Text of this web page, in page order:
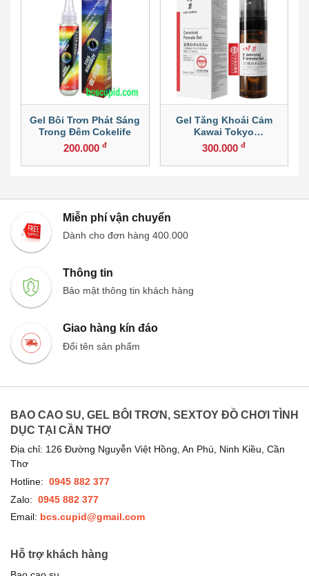
Gel Bôi Trơn Phát Sáng
Trong Đêm Cokelife
200.000 đ
Gel Tăng Khoái Cảm
Kawai Tokyo
Pharmaceutical 15ml
300.000đ
Miễn phí vận chuyển
Dành cho đơn hàng 400.000
Thông tin
Bảo mật thông tin khách hàng
Giao hàng kín đáo
Đổi tên sản phẩm
BAO CAO SU, GEL BÔI TRƠN, SEXTOY ĐỒ CHƠI TÌNH
DỤC TẠI CẦN THƠ
Địa chỉ: 126 Đường Nguyễn Việt Hồng, An Phú, Ninh Kiều, Cần
Thơ
Hotline: 0945 882 377
Zalo: 0945 882 377
Email: bcs.cupid@gmail.com
Hỗ trợ khách hàng